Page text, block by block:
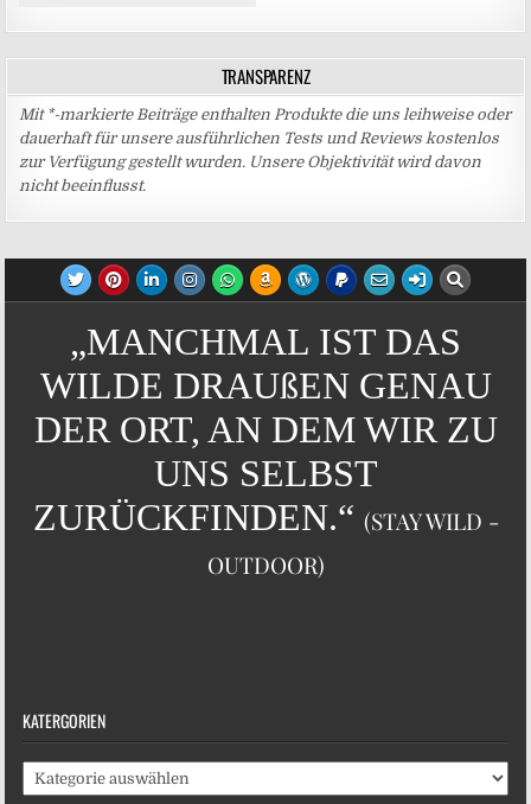
TRANSPARENZ
Mit *-markierte Beiträge enthalten Produkte die uns leihweise oder
dauerhaft für unsere ausführlichen Tests und Reviews kostenlos
zur Verfügung gestellt wurden. Unsere Objektivität wird davon
nicht beeinflusst.
„MANCHMAL IST DAS
WILDE DRAUßEN GENAU
DER ORT, AN DEM WIR ZU
UNS SELBST
ZURÜCKFINDEN.“ (STAY WILD -
OUTDOOR)
KATERGORIEN
Katergorien